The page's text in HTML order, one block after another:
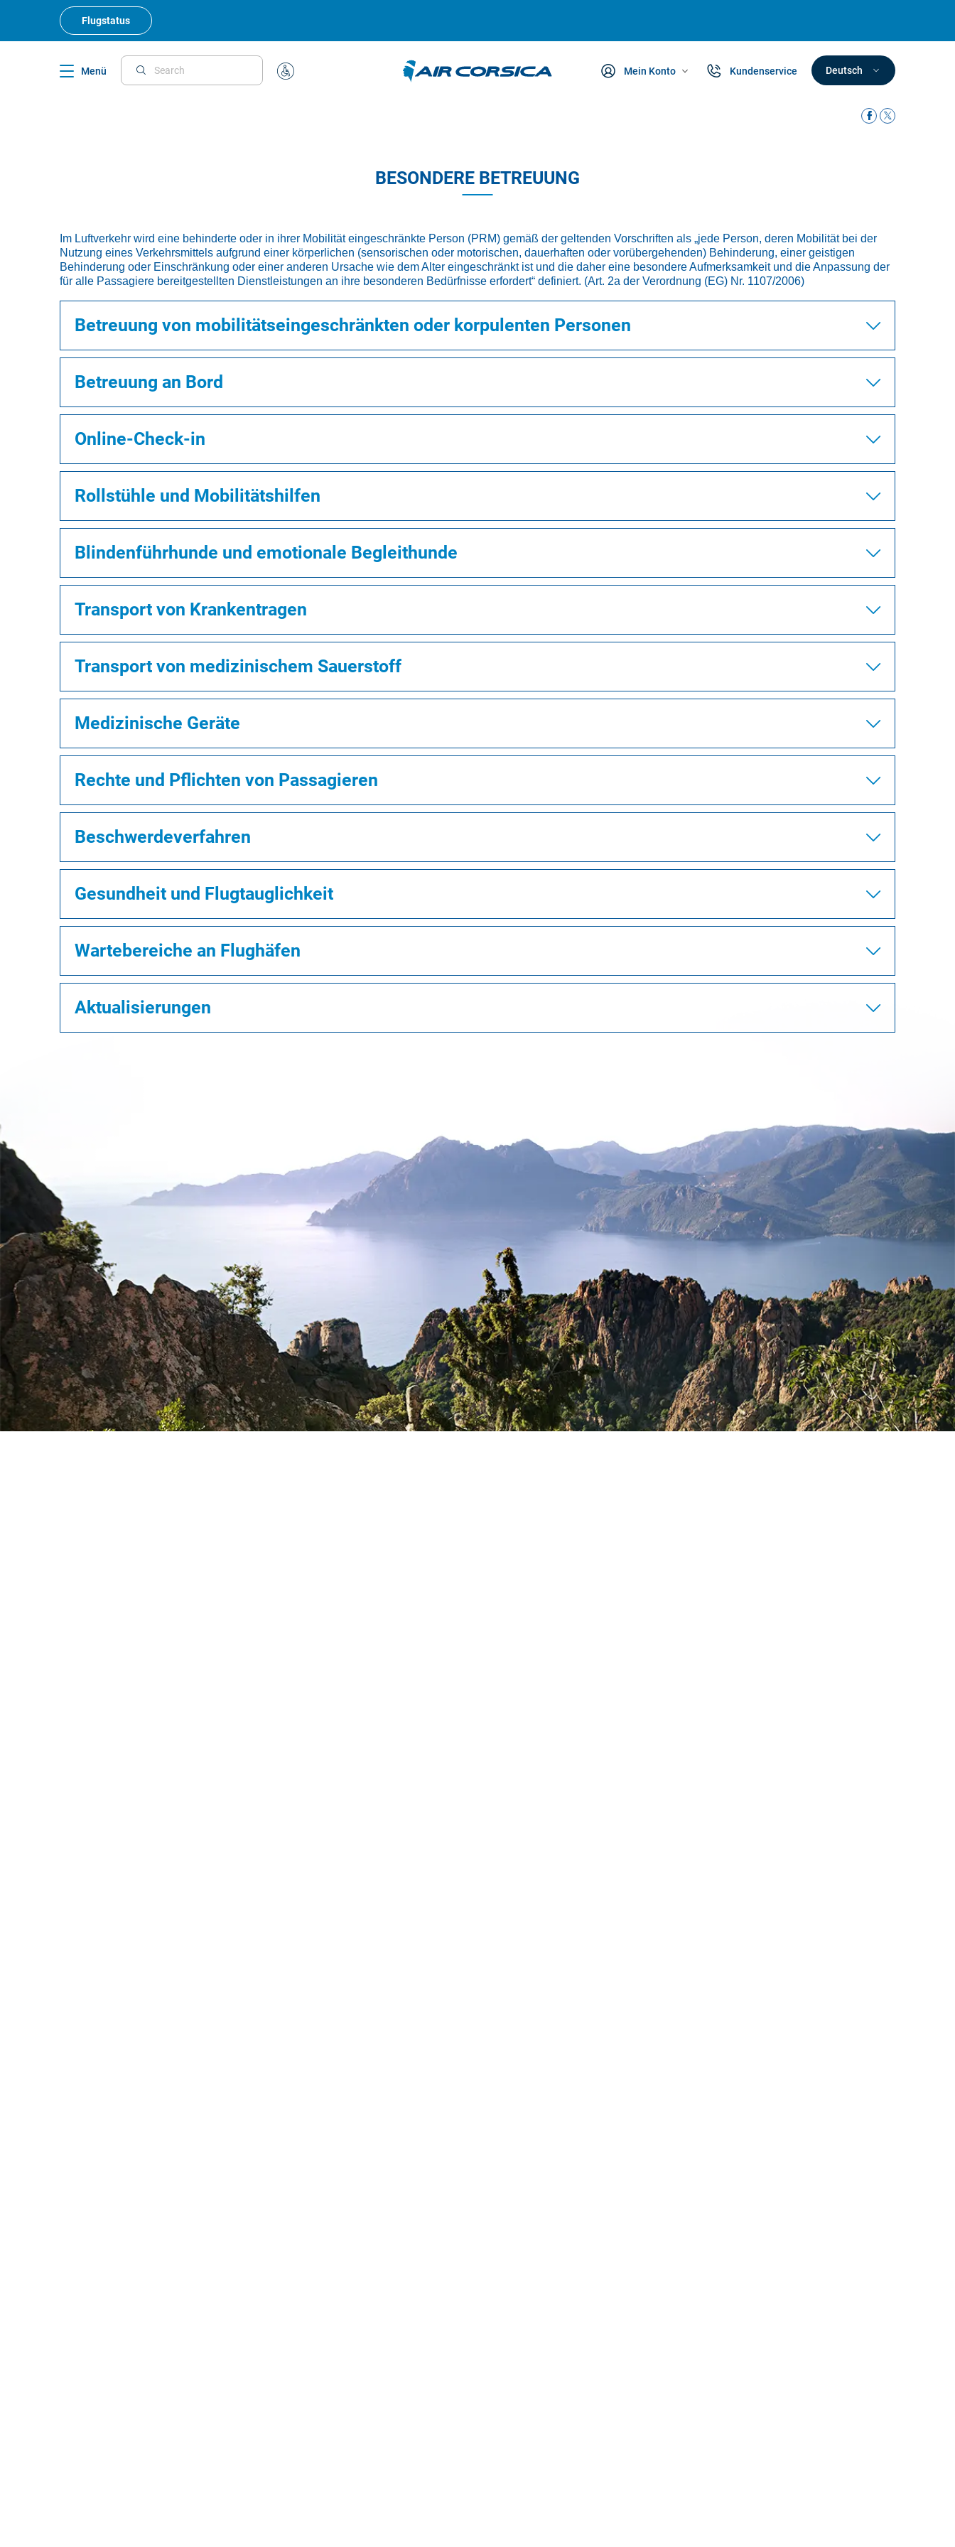
Flugstatus
Menü Search Sonderbetreuung
Mein Konto Kundenservice Deutsch
BESONDERE BETREUUNG
Im Luftverkehr wird eine behinderte oder in ihrer Mobilität eingeschränkte Person (PRM) gemäß der geltenden Vorschriften als „jede Person, deren Mobilität bei der
Nutzung eines Verkehrsmittels aufgrund einer körperlichen (sensorischen oder motorischen, dauerhaften oder vorübergehenden) Behinderung, einer geistigen
Behinderung oder Einschränkung oder einer anderen Ursache wie dem Alter eingeschränkt ist und die daher eine besondere Aufmerksamkeit und die Anpassung der
für alle Passagiere bereitgestellten Dienstleistungen an ihre besonderen Bedürfnisse erfordert“ definiert. (Art. 2a der Verordnung (EG) Nr. 1107/2006)
Betreuung von mobilitätseingeschränkten oder korpulenten Personen
Betreuung an Bord
Online-Check-in
Rollstühle und Mobilitätshilfen
Blindenführhunde und emotionale Begleithunde
Transport von Krankentragen
Transport von medizinischem Sauerstoff
Medizinische Geräte
Rechte und Pflichten von Passagieren
Beschwerdeverfahren
Gesundheit und Flugtauglichkeit
Wartebereiche an Flughäfen
Aktualisierungen